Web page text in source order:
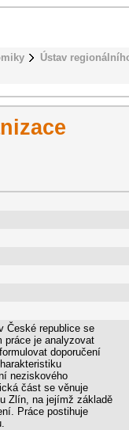
Ústav
České republice se
práce je analyzovat
doporučení
neziskového
část se věnuje
Zlín, na jejímž základě
Práce postihuje